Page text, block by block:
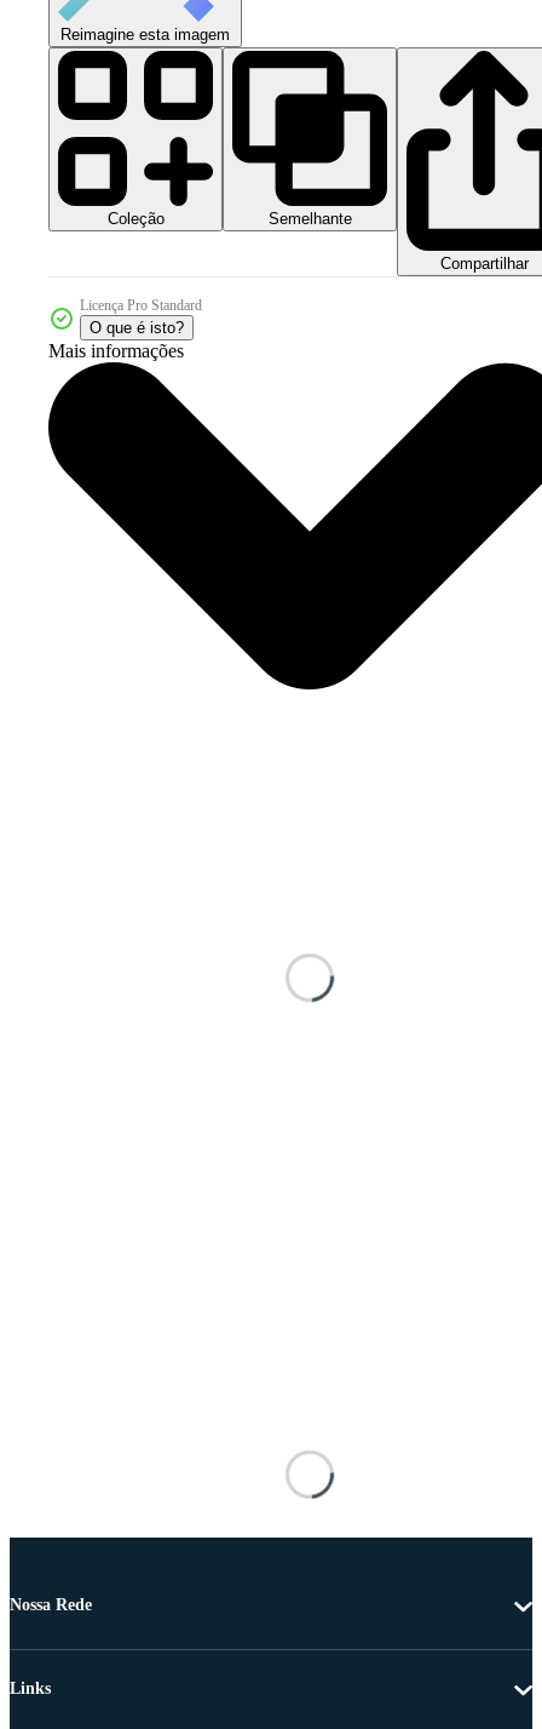
Reimagine esta imagem
Coleção Semelhante
Compartilhar
Licença Pro Standard
O que é isto?
Mais informações
Nossa Rede
Links